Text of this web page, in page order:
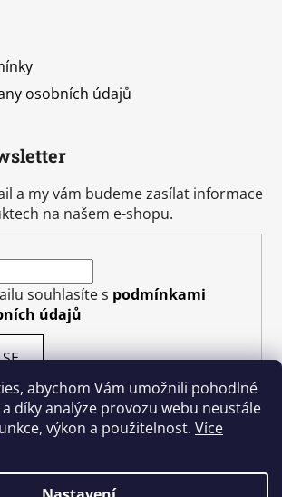
abychom Vám umožnili pohodlné
díky analýze provozu webu neustále
výkon a použitelnost. Více
osobních údajů
a my vám budeme zasílat informace
na našem e-shopu.
souhlasíte s podmínkami
údajů
Vytvořil Shoptet